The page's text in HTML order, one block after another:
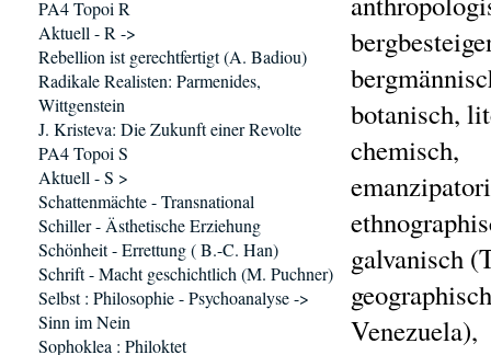
botanisch,
chemisch,
galvanisch
Venezuela),
PA4 Topoi R
Aktuell - R ->
Rebellion ist gerechtfertigt (A. Badiou)
Radikale Realisten: Parmenides,
Wittgenstein
J. Kristeva: Die Zukunft einer Revolte
PA4 Topoi S
Aktuell - S >
Schattenmächte - Transnational
Schiller - Ästhetische Erziehung
Schönheit - Errettung ( B.-C. Han)
Schrift - Macht geschichtlich (M. Puchner)
Selbst : Philosophie - Psychoanalyse ->
Sinn im Nein
Sophoklea : Philoktet